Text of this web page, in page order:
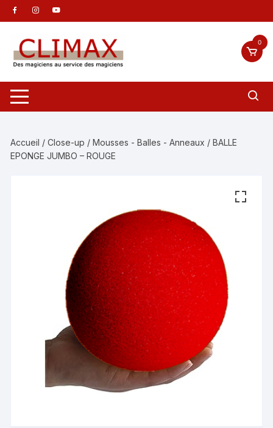
Aller
au
contenu
0
Accueil /Close-up /Mousses - Balles - Anneaux / BALLE
EPONGE JUMBO – ROUGE